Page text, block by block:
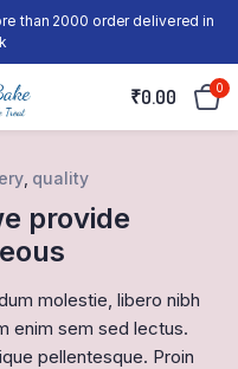
than 2000 order delivered in
₹0.00 0
, quality
provide
molestie, libero nibh
enim sem sed lectus.
pellentesque. Proin